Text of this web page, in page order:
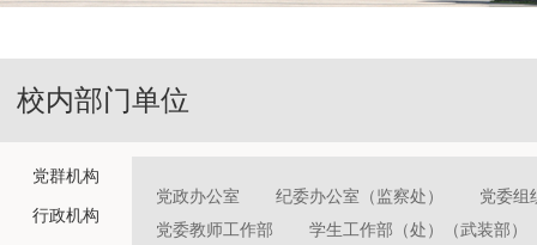
校内部门单位
党群机构
行政机构
党政办公室 纪委办公室（监察处）
党委组
党委教师工作部
学生工作部（处）（武装部）